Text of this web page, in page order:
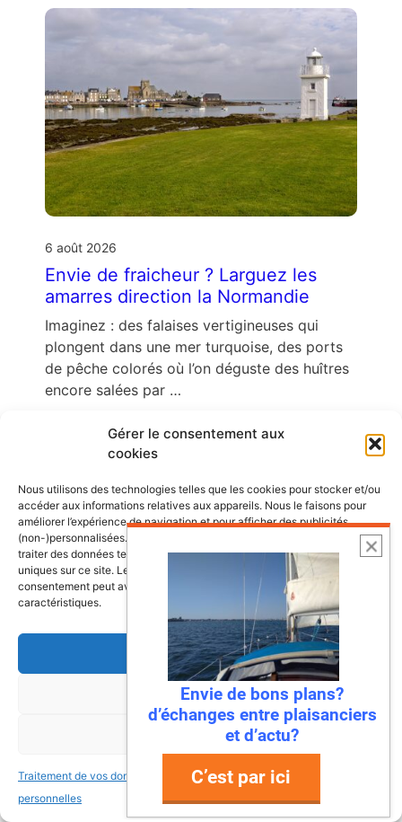
Gérer le consentement aux
cookies
Nous utilisons des technologies telles que les cookies pour stocker et/ou
accéder aux informations relatives aux appareils. Nous le faisons pour
améliorer l’expérience de navigation et pour afficher des publicités
(non-)personnalisées. Consentir à ces technologies nous autorisera à
traiter des données telles que le comportement de navigation ou les ID
uniques sur ce site. Le fait de ne pas consentir ou de retirer son
consentement peut avoir un effet négatif sur certaines fonctonnalités et
caractéristiques.
Accepter
Refuser
Voir les préférences
Traitement de vos données
personnelles
Traitement de vos données
personnelles
6 août 2026
Envie de fraicheur ? Larguez les
amarres direction la Normandie
Imaginez : des falaises vertigineuses qui
plongent dans une mer turquoise, des ports
de pêche colorés où l’on déguste des huîtres
encore salées par …
Lire l’article
Mandelieu-La Napoule : la première
ville à dire « stop » aux déchets en
mer !
Ah, la Méditerranée… Ses eaux turquoise, ses
Envie de bons plans?
d’échanges entre plaisanciers
et d’actu?
C’est par ici